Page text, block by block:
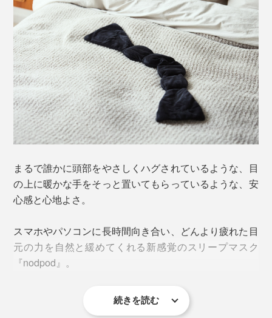
まるで誰かに頭部をやさしくハグされているような、目
の上に暖かな手をそっと置いてもらっているような、安
心感と心地よさ。
スマホやパソコンに長時間向き合い、どんより疲れた目
元の力を自然と緩めてくれる新感覚のスリープマスク
『nodpod』。
“イモムシ”のようなユニークな形状ですが、目の上に乗
続きを読む